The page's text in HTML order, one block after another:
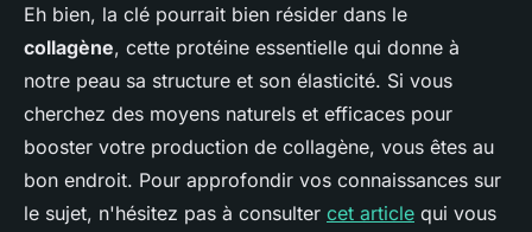
Eh bien, la clé pourrait bien résider dans le
collagène, cette protéine essentielle qui donne à
notre peau sa structure et son élasticité. Si vous
cherchez des moyens naturels et efficaces pour
booster votre production de collagène, vous êtes au
bon endroit. Pour approfondir vos connaissances sur
le sujet, n'hésitez pas à consulter cet article qui vous